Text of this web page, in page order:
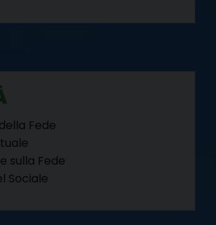
Fede
sulla Fede
Sociale